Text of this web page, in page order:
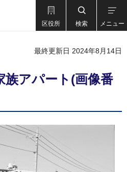
区役所 検索 メニュー
最終更新日 2024年8月14日
族アパート(画像番